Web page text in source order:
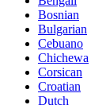
Bosnian
Bulgarian
Cebuano
Chichewa
Corsican
Croatian
Dutch